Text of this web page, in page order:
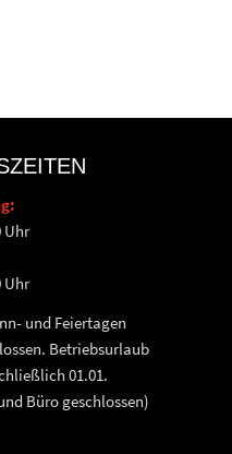
Uhr
Uhr
und Feiertagen
Betriebsurlaub
01.01.
Büro geschlossen)